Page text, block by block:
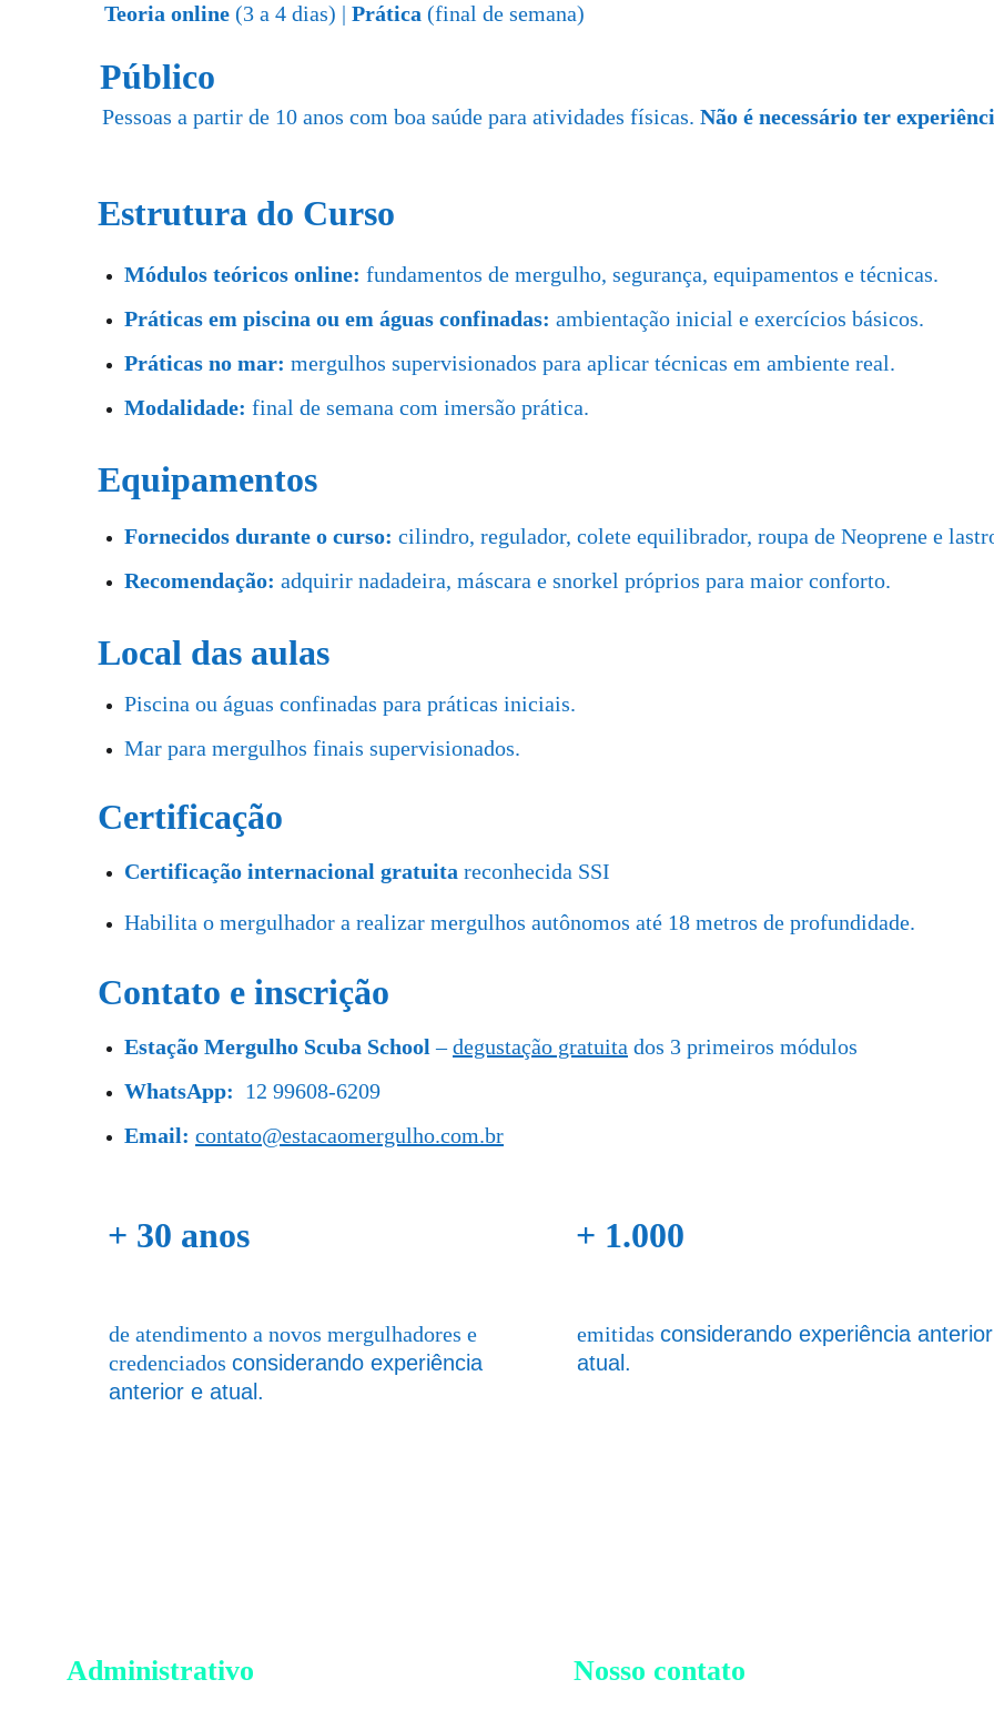
Teoria online (3 a 4 dias) | Prática (final de semana)
Público
Pessoas a partir de 10 anos com boa saúde para atividades físicas. Não é necessário ter
Estrutura do Curso
Módulos teóricos online: fundamentos de mergulho, segurança, equipamentos e técnicas.
Práticas em piscina ou em águas confinadas: ambientação inicial e exercícios básicos.
Práticas no mar: mergulhos supervisionados para aplicar técnicas em ambiente real.
Modalidade: final de semana com imersão prática.
Equipamentos
Fornecidos durante o curso: cilindro, regulador, colete equilibrador, roupa de Neoprene e
Recomendação: adquirir nadadeira, máscara e snorkel próprios para maior conforto.
Local das aulas
Piscina ou águas confinadas para práticas iniciais.
Mar para mergulhos finais supervisionados.
Certificação
Certificação internacional gratuita reconhecida SSI
Habilita o mergulhador a realizar mergulhos autônomos até 18 metros de profundidade.
Contato e inscrição
Estação Mergulho Scuba School–degustação gratuita dos 3 primeiros módulos
WhatsApp: 12 99608-6209
Email: contato@estacaomergulho.com.br
+ 30 anos
de atendimento a novos mergulhadores e
credenciados considerando experiência
anterior e atual.
+ 1.000
emitidas considerando experiência
atual.
Administrativo Nosso contato